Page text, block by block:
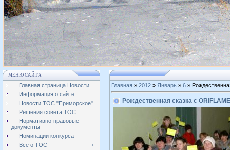
МЕНЮ САЙТА
Главная страница.Новости
Информация о сайте
Новости ТОС "Приморское"
Решения совета ТОС
Нормативно-правовые
документы
Номинации конкурса
Всё о ТОС
Главная » 2012 » Январь » 6 »
Рождественная сказка с ORIFLAME